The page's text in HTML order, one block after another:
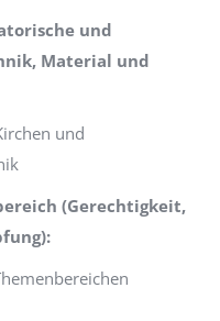
und
Material und
und
(Gerechtigkeit,
: